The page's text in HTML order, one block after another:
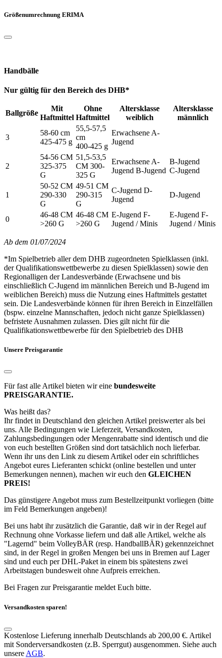
Größenumrechnung ERIMA
Handbälle
Nur gültig für den Bereich des DHB*
Ballgröße
Mit
Haftmittel
Ohne
Haftmittel
Altersklasse
weiblich
Altersklasse
männlich
3
58-60 cm
425-475 g
55,5-57,5
cm
400-425 g
Erwachsene A-
Jugend
2
54-56 CM
325-375
G
51,5-53,5
CM 300-
325 G
Erwachsene A-
Jugend B-Jugend
B-Jugend
C-Jugend
1
50-52 CM
290-330
G
49-51 CM
290-315
G
C-Jugend D-
Jugend
D-Jugend
0
46-48 CM
>260 G
46-48 CM
>260 G
E-Jugend F-
Jugend / Minis
E-Jugend F-
Jugend / Minis
Ab dem 01/07/2024
*Im Spielbetrieb aller dem DHB zugeordneten Spielklassen (inkl.
der Qualifikationswettbewerbe zu diesen Spielklassen) sowie den
Regionalligen der Landesverbände (Erwachsene und bis
einschließlich C-Jugend im männlichen Bereich und B-Jugend im
weiblichen Bereich) muss die Nutzung eines Haftmittels gestattet
sein. Die Landesverbände können für ihren Bereich in Einzelfällen
(bspw. einzelne Mannschaften, jedoch nicht ganze Spielklassen)
befristete Ausnahmen zulassen. Dies gilt nicht für die
Qualifikationswettbewerbe für den Spielbetrieb des DHB
Unsere Preisgarantie
Für fast alle Artikel bieten wir eine bundesweite
PREISGARANTIE.
Was heißt das?
Ihr findet in Deutschland den gleichen Artikel preiswerter als bei
uns. Alle Bedingungen wie Lieferzeit, Versandkosten,
Zahlungsbedingungen oder Mengenrabatte sind identisch und die
von euch bestellten Größen sind dort tatsächlich noch lieferbar.
Wenn ihr uns den Link zu diesem Artikel oder ein schriftliches
Angebot eures Lieferanten schickt (online bestellen und unter
Bemerkungen nennen), machen wir euch den GLEICHEN
PREIS!
Das günstigere Angebot muss zum Bestellzeitpunkt vorliegen (bitte
im Feld Bemerkungen angeben)!
Bei uns habt ihr zusätzlich die Garantie, daß wir in der Regel auf
Rechnung ohne Vorkasse liefern und daß alle Artikel, welche als
"Lagernd" beim VolleyBÄR (resp. HandballBÄR) gekennzeichnet
sind, in der Regel in großen Mengen bei uns in Bremen auf Lager
sind und euch per DHL-Paket in einem bis spätestens zwei
Arbeitstagen bundesweit ohne Aufpreis erreichen.
Bei Fragen zur Preisgarantie meldet Euch bitte.
Versandkosten sparen!
Kostenlose Lieferung innerhalb Deutschlands ab 200,00 €. Artikel
mit Sonderversandkosten (z.B. Sperrgut) ausgenommen. Siehe auch
unsere AGB.